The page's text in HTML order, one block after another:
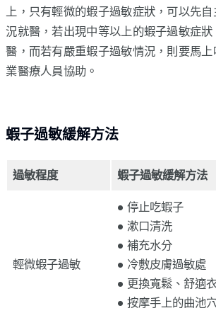
上，只有輕微的蝦子過敏症狀，可以先
況就醫，若出現中等以上的蝦子過敏症
醫，而若有嚴重蝦子過敏情況，則要馬
業醫療人員協助。
蝦子過敏緩解方法
過敏程度 蝦子過敏緩解方法
輕微蝦子過敏
● 停止吃蝦子
● 漱口清洗
● 補充水分
● 冷敷皮膚過敏處
● 更換寬鬆、舒適
● 按摩手上的曲池